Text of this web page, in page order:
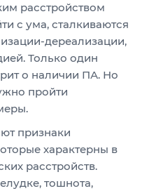
расстройством
с ума, сталкиваются
дереализации,
Только один
о наличии ПА. Но
пройти
признаки
характерны в
расстройств.
тошнота,